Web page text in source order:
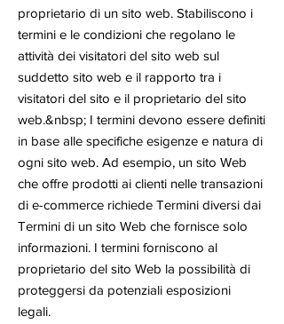
proprietario di un sito web. Stabiliscono i
termini e le condizioni che regolano le
attività dei visitatori del sito web sul
suddetto sito web e il rapporto tra i
visitatori del sito e il proprietario del sito
web.&nbsp; I termini devono essere definiti
in base alle specifiche esigenze e natura di
ogni sito web. Ad esempio, un sito Web
che offre prodotti ai clienti nelle transazioni
di e-commerce richiede Termini diversi dai
Termini di un sito Web che fornisce solo
informazioni. I termini forniscono al
proprietario del sito Web la possibilità di
proteggersi da potenziali esposizioni
legali.